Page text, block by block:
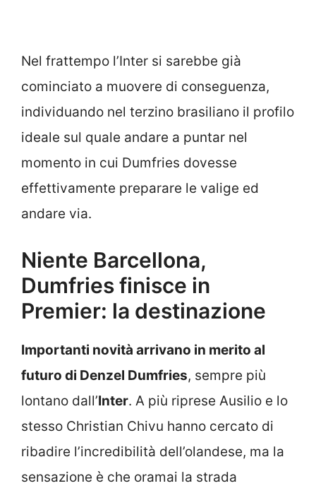
Nel frattempo l’Inter si sarebbe già
cominciato a muovere di conseguenza,
individuando nel terzino brasiliano il profilo
ideale sul quale andare a puntar nel
momento in cui Dumfries dovesse
effettivamente preparare le valige ed
andare via.
Niente Barcellona,
Dumfries finisce in
Premier: la destinazione
Importanti novità arrivano in merito al
futuro di Denzel Dumfries, sempre più
lontano dall’Inter. A più riprese Ausilio e lo
stesso Christian Chivu hanno cercato di
ribadire l’incredibilità dell’olandese, ma la
sensazione è che oramai la strada